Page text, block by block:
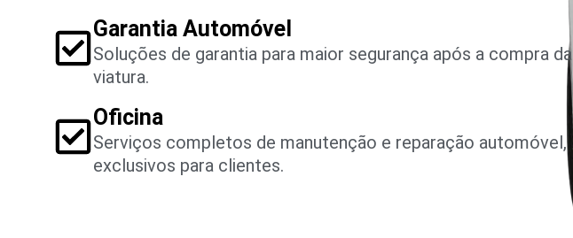
Garantia Automóvel
Soluções de garantia para maior segurança após a compra da
viatura.
Oficina
Serviços completos de manutenção e reparação automóvel,
exclusivos para clientes.